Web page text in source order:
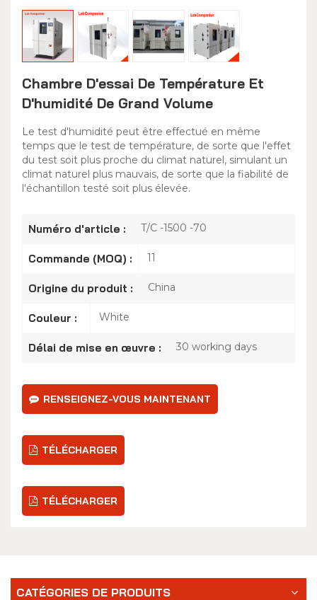
Chambre D'essai De Température Et
D'humidité De Grand Volume
Le test d'humidité peut être effectué en même
temps que le test de température, de sorte que l'effet
du test soit plus proche du climat naturel, simulant un
climat naturel plus mauvais, de sorte que la fiabilité de
l'échantillon testé soit plus élevée.
Numéro d'article : T/C -1500 -70
Commande (MOQ) : 11
Origine du produit : China
Couleur : White
Délai de mise en œuvre : 30 working days
RENSEIGNEZ-VOUS MAINTENANT
TÉLÉCHARGER
TÉLÉCHARGER
CATÉGORIES DE PRODUITS